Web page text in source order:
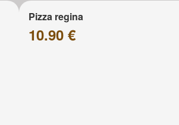
Pizza regina
10.90 €